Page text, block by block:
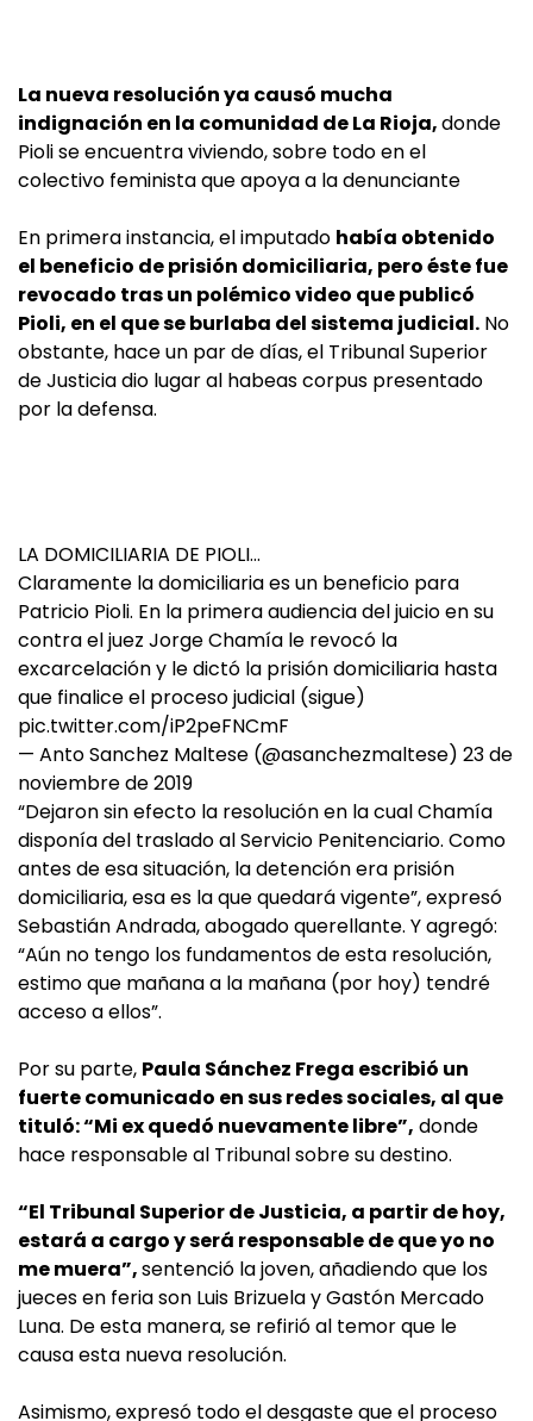
La nueva resolución ya causó mucha
indignación en la comunidad de La Rioja,donde
Pioli se encuentra viviendo, sobre todo en el
colectivo feminista que apoya a la denunciante
En primera instancia, el imputado había obtenido
el beneficio de prisión domiciliaria, pero éste fue
revocado tras un polémico video que publicó
Pioli, en el que se burlaba del sistema judicial. No
obstante, hace un par de días, el Tribunal Superior
de Justicia dio lugar al habeas corpus presentado
por la defensa.
LA DOMICILIARIA DE PIOLI…
Claramente la domiciliaria es un beneficio para
Patricio Pioli. En la primera audiencia del juicio en su
contra el juez Jorge Chamía le revocó la
excarcelación y le dictó la prisión domiciliaria hasta
que finalice el proceso judicial (sigue)
pic.twitter.com/iP2peFNCmF
— Anto Sanchez Maltese (@asanchezmaltese) 23 de
noviembre de 2019
“Dejaron sin efecto la resolución en la cual Chamía
disponía del traslado al Servicio Penitenciario. Como
antes de esa situación, la detención era prisión
domiciliaria, esa es la que quedará vigente”, expresó
Sebastián Andrada, abogado querellante. Y agregó:
“Aún no tengo los fundamentos de esta resolución,
estimo que mañana a la mañana (por hoy) tendré
acceso a ellos”.
Por su parte, Paula Sánchez Frega escribió un
fuerte comunicado en sus redes sociales, al que
tituló: “Mi ex quedó nuevamente libre”, donde
hace responsable al Tribunal sobre su destino.
“El Tribunal Superior de Justicia, a partir de hoy,
estará a cargo y será responsable de que yo no
me muera”,sentenció la joven, añadiendo que los
jueces en feria son Luis Brizuela y Gastón Mercado
Luna. De esta manera, se refirió al temor que le
causa esta nueva resolución.
Asimismo, expresó todo el desgaste que el proceso